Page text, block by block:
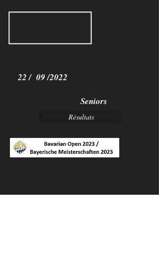
22 / 09 /2022
Seniors
Résultats